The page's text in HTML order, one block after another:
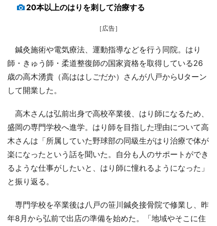
20本以上のはりを刺して治療する
［広告］
鍼灸施術や電気療法、運動指導などを行う同院。はり
師・きゅう師・柔道整復師の国家資格を取得している26
歳の高木湧貴（高ははしごだか）さんが八戸からUターン
して開業した。
高木さんは弘前出身で高校卒業後、はり師になるため、
盛岡の専門学校へ進学。はり師を目指した理由について高
木さんは「所属していた野球部の同級生がはり治療で体が
楽になったという話を聞いた。自分も人のサポートができ
るような仕事がしたいと、はり師に憧れるようになった」
と振り返る。
専門学校を卒業後は八戸の笹川鍼灸接骨院で修業し、昨
年8月から弘前で出店の準備を始めた。「地域やそこに住